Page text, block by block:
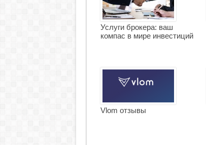
Услуги брокера: ваш
компас в мире инвестиций
Vlom отзывы